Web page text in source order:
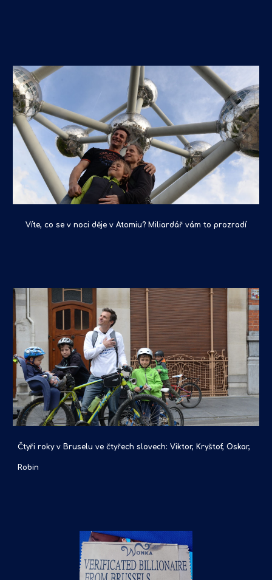
Víte, co se v noci děje v Atomiu? Miliardář vám to prozradí
Čtyři roky v Bruselu ve čtyřech slovech: Viktor, Kryštof, Oskar,
Robin